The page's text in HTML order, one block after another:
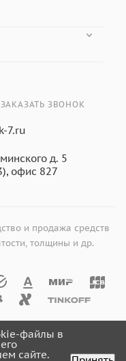
ЗАКАЗАТЬ ЗВОНОК
7.ru
д. 5
офис 827
и продажа средств
толщины и др.
файлы в
сайте.